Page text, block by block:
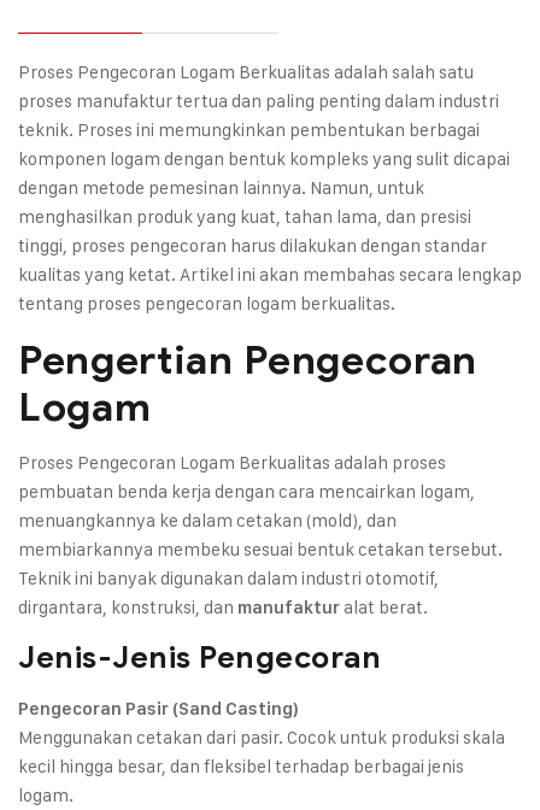
Proses Pengecoran Logam Berkualitas adalah salah satu
proses manufaktur tertua dan paling penting dalam industri
teknik. Proses ini memungkinkan pembentukan berbagai
komponen logam dengan bentuk kompleks yang sulit dicapai
dengan metode pemesinan lainnya. Namun, untuk
menghasilkan produk yang kuat, tahan lama, dan presisi
tinggi, proses pengecoran harus dilakukan dengan standar
kualitas yang ketat. Artikel ini akan membahas secara lengkap
tentang proses pengecoran logam berkualitas.
Pengertian Pengecoran
Logam
Proses Pengecoran Logam Berkualitas adalah proses
pembuatan benda kerja dengan cara mencairkan logam,
menuangkannya ke dalam cetakan (mold), dan
membiarkannya membeku sesuai bentuk cetakan tersebut.
Teknik ini banyak digunakan dalam industri otomotif,
dirgantara, konstruksi, dan manufaktur alat berat.
Jenis-Jenis Pengecoran
Pengecoran Pasir (Sand Casting)
Menggunakan cetakan dari pasir. Cocok untuk produksi skala
kecil hingga besar, dan fleksibel terhadap berbagai jenis
logam.